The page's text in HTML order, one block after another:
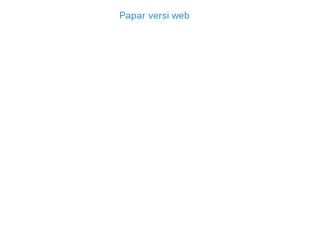
Papar versi web